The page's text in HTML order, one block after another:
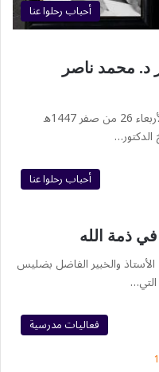
أحباب رحلوا عنا
د. محمد ناصر
بقلوب مليئة بالحزن والرضا، تلقينا اليوم الأربعاء 26 من صفر 1447ه
أحباب رحلوا عنا
ذمة الله
والخبير الفاضل بضليس
فعاليات مدرسية